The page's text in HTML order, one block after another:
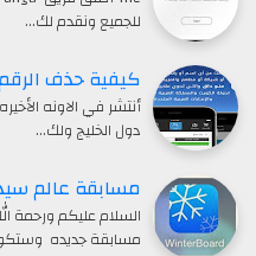
للجميع ونقدم لك…
كيفية حذف
أنتشر في الاونه
دول الخليج ولك…
مسابقة عالم
السلام عليكم ورحمة
مسابقة جديده